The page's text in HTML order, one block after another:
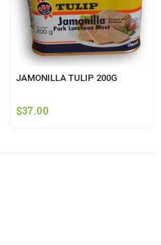
JAMONILLA TULIP 200G
$37.00